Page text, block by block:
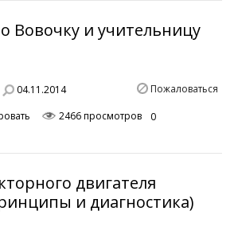
Вовочку и учительницу
04.11.2014 Пожаловаться
2466 просмотров 0
двигателя
и диагностика)